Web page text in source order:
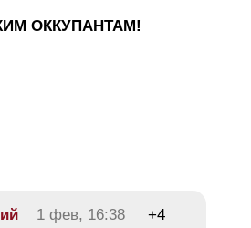
ОККУПАНТАМ!
1 фев, 16:38
+4